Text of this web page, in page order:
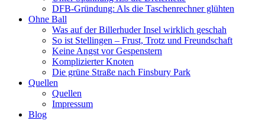
DFB-Gründung: Als die Taschenrechner glühten
Ohne Ball
Was auf der Billerhuder Insel wirklich geschah
So ist Stellingen – Frust, Trotz und Freundschaft
Keine Angst vor Gespenstern
Komplizierter Knoten
Die grüne Straße nach Finsbury Park
Quellen
Quellen
Impressum
Blog